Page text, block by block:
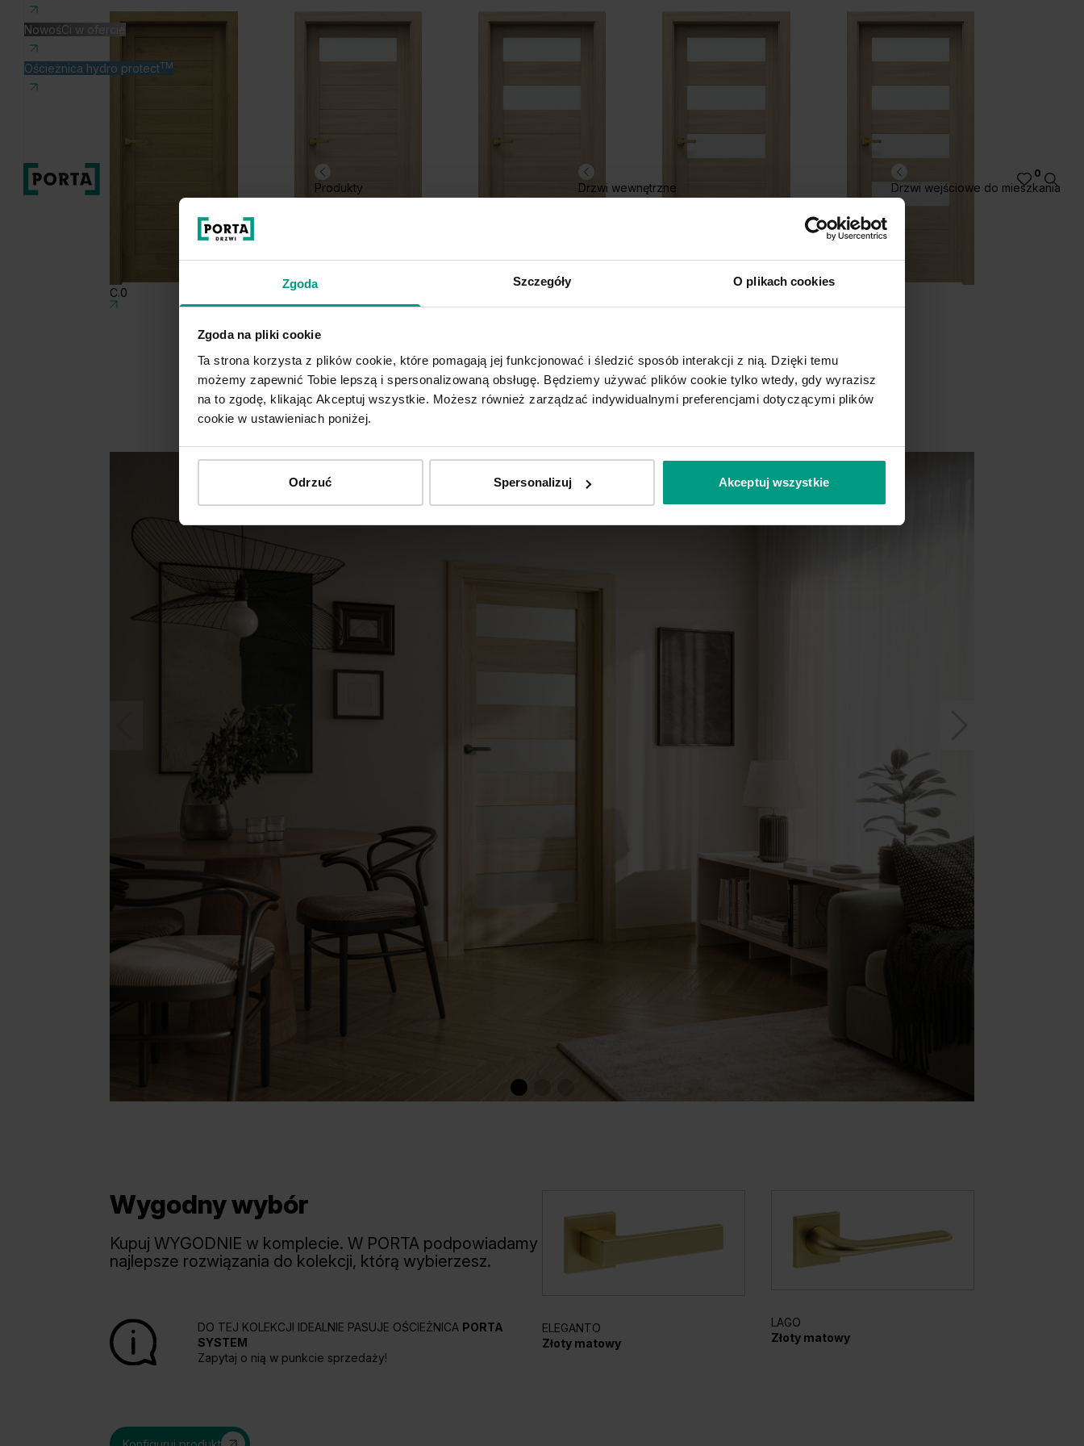
Zgoda Szczegóły O plikach cookies
Zgoda na pliki cookie
Ta strona korzysta z plików cookie, które pomagają jej funkcjonować i śledzić sposób interakcji z nią. Dzięki temu
możemy zapewnić Tobie lepszą i spersonalizowaną obsługę. Będziemy używać plików cookie tylko wtedy, gdy wyrazisz
na to zgodę, klikając Akceptuj wszystkie. Możesz również zarządzać indywidualnymi preferencjami dotyczącymi plików
cookie w ustawieniach poniżej.
Odrzuć Spersonalizuj Akceptuj wszystkie
NowośCi w ofercie
Ościeżnica hydro protectTM
Produkty Drzwi wewnętrzne Drzwi wejściowe do mieszkania
0
Dąb Catania
Hikora Jackson Jasny
Dąb Angielski
C.0 C.1
Wygodny wybór
Kupuj WYGODNIE w komplecie. W PORTA podpowiadamy
najlepsze rozwiązania do kolekcji, którą wybierzesz.
DO TEJ KOLEKCJI IDEALNIE PASUJE OŚCIEŻNICA PORTA
SYSTEM
Zapytaj o nią w punkcie sprzedaży!
ELEGANTO
Złoty matowy
LAGO
Złoty matowy